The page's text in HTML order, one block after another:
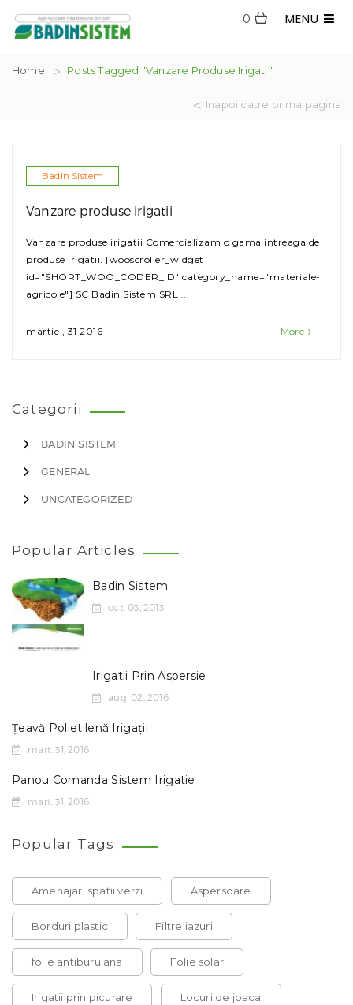
MENU
0
Home Posts Tagged "Vanzare Produse Irigatii"
Inapoi catre prima pagina
Badin Sistem
Vanzare produse irigatii
Vanzare produse irigatii Comercializam o gama intreaga de
produse irigatii. [wooscroller_widget
id="SHORT_WOO_CODER_ID" category_name="materiale-
agricole"] SC Badin Sistem SRL ...
martie , 31 2016 More
Categorii
BADIN SISTEM
GENERAL
UNCATEGORIZED
Popular Articles
Badin Sistem
oct. 03, 2013
Irigatii Prin Aspersie
aug. 02, 2016
Țeavă Polietilenă Irigații
mart. 31, 2016
Panou Comanda Sistem Irigatie
mart. 31, 2016
Popular Tags
Amenajari spatii verzi Aspersoare
Borduri plastic Filtre iazuri
folie antiburuiana Folie solar
Irigatii prin picurare Locuri de joaca